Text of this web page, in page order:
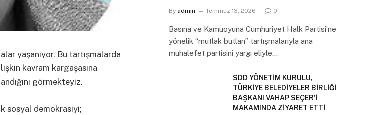
yaşanıyor. Bu tartışmalarda
kavram kargaşasına
görmekteyiz.
sosyal demokrasiyi;
By admin Temmuz 13, 2026 0
Basına ve Kamuoyuna Cumhuriyet Halk Partisi’ne
yönelik “mutlak butlan” tartışmalarıyla ana
muhalefet partisini yargı eliyle…
SDD YÖNETİM KURULU,
TÜRKİYE BELEDİYELER BİRLİĞİ
BAŞKANI VAHAP SEÇER’İ
MAKAMINDA ZİYARET ETTİ